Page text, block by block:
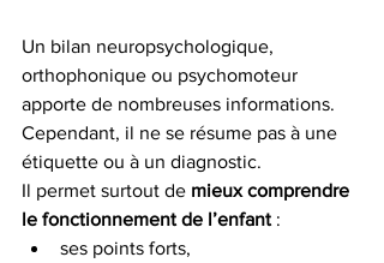
Un bilan neuropsychologique,
orthophonique ou psychomoteur
apporte de nombreuses informations.
Cependant, il ne se résume pas à une
étiquette ou à un diagnostic.
Il permet surtout de mieux comprendre
le fonctionnement de l’enfant :
ses points forts,